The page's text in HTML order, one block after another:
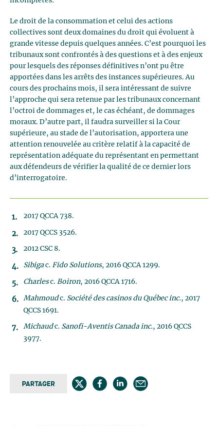
Le droit de la consommation et celui des actions
collectives sont deux domaines du droit qui évoluent à
grande vitesse depuis quelques années. C’est pourquoi les
tribunaux sont confrontés à des questions et à des enjeux
pour lesquels des réponses définitives n’ont pu être
apportées dans les arrêts des instances supérieures. Au
cours des prochains mois, il sera intéressant de suivre
l’approche qui sera retenue par les tribunaux concernant
l’octroi de dommages et, le cas échéant, de dommages
moraux. D’autre part, il faudra surveiller si la Cour
supérieure, au stade de l’autorisation, apportera une
attention renouvelée au critère relatif à la capacité de
représentation adéquate du représentant en permettant
aux défendeurs de vérifier la qualité de ce dernier lors
d’interrogatoire.
2017 QCCA 738.
2017 QCCS 3526.
2012 CSC 8.
Sibigac. Fido Solutions, 2016 QCCA 1299.
Charlesc. Boiron, 2016 QCCA 1716.
Mahmoudc. Société des casinos du Québec inc., 2017
QCCS 1691.
Michaudc. Sanofi-Aventis Canada inc., 2016 QCCS
3977.
PARTAGER